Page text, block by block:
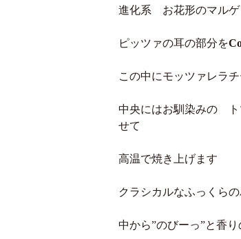
進化系 お花形のマル
ピッツァの耳の部分を
この中にモッツァレラ
中央にはお馴染みの ト
せて
高温で焼き上げます
クラシカルなふっくら
中から”のびーっ”と香